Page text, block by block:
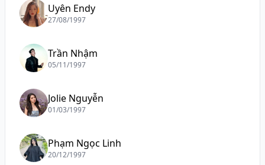
Uyên Endy
27/08/1997
Trần Nhậm
05/11/1997
Jolie Nguyễn
01/03/1997
Phạm Ngọc Linh
20/12/1997